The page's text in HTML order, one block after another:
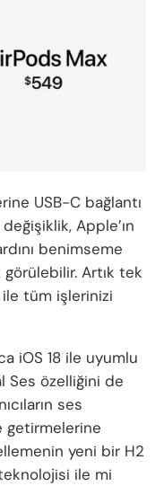
USB-C bağlantı
Apple’ın
benimseme
Artık tek
tüm işlerinizi
iOS 18 ile uyumlu
Ses özelliğini de
ses
getirmelerine
yeni bir H2
ile mi